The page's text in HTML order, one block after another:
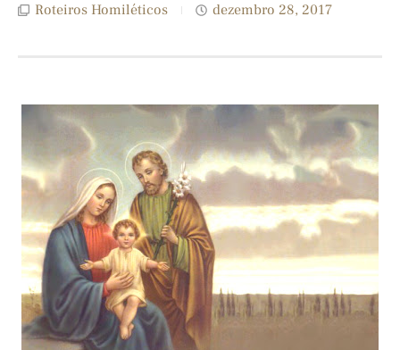
Roteiros Homiléticos dezembro 28, 2017